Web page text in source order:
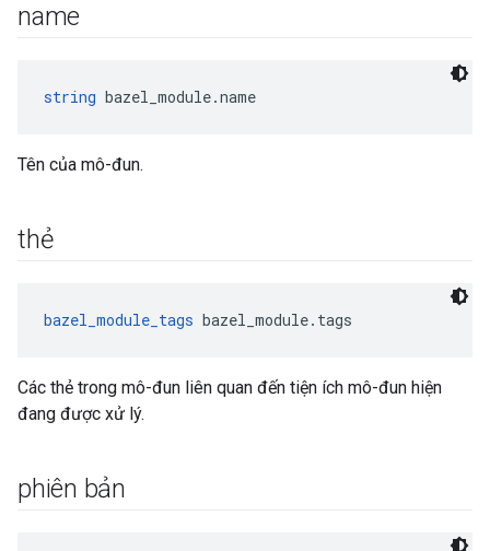
name
string bazel_module.name
Tên của mô-đun.
thẻ
bazel_module_tags bazel_module.tags
Các thẻ trong mô-đun liên quan đến tiện ích mô-đun hiện
đang được xử lý.
phiên bản